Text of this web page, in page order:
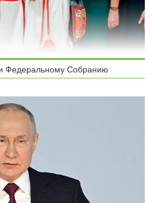
Федеральному Собранию